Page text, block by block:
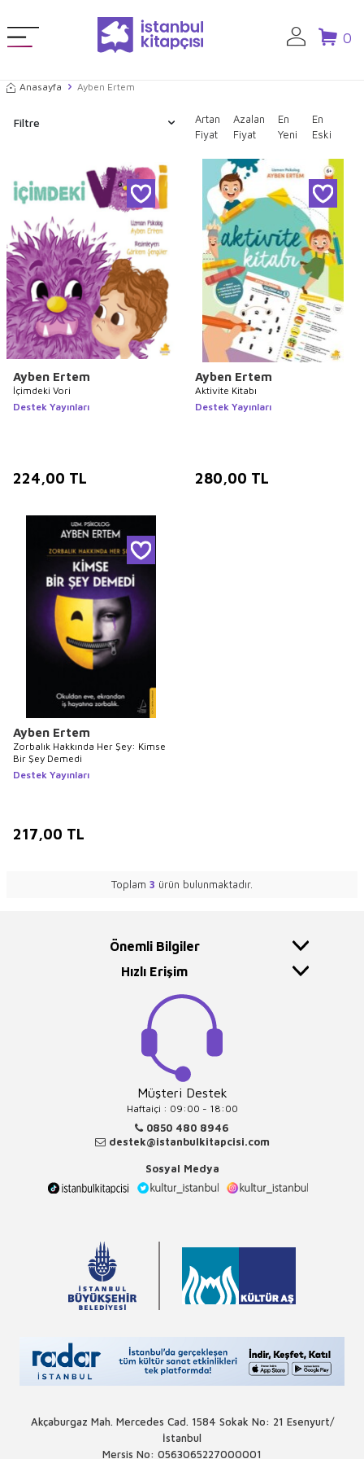
0
Anasayfa Ayben Ertem
Filtre
Artan
Fiyat
Azalan
Fiyat
En
Yeni
En
Eski
Ayben Ertem
İçimdeki Vori
Destek Yayınları
224,00 TL
Ayben Ertem
Aktivite Kitabı
Destek Yayınları
280,00 TL
Ayben Ertem
Zorbalık Hakkında Her Şey: Kimse
Bir Şey Demedi
Destek Yayınları
217,00 TL
Toplam 3 ürün bulunmaktadır.
Önemli Bilgiler
Hızlı Erişim
Müşteri Destek
Haftaiçi : 09:00 - 18:00
0850 480 8946
destek@istanbulkitapcisi.com
Sosyal Medya
Akçaburgaz Mah. Mercedes Cad. 1584 Sokak No: 21 Esenyurt/
İstanbul
Mersis No: 0563065227000001